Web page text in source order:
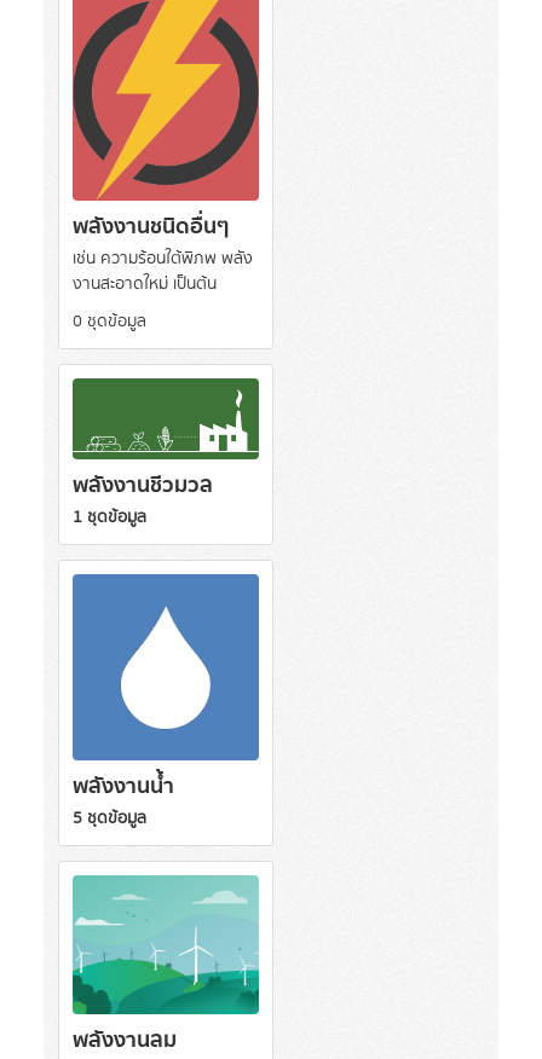
พลังงานชนิดอื่นๆ
เช่น ความร้อนใต้พิภพ พลัง
งานสะอาดใหม่ เป็นต้น
0 ชุดข้อมูล
พลังงานชีวมวล
1 ชุดข้อมูล
พลังงานน้ำ
5 ชุดข้อมูล
พลังงานลม